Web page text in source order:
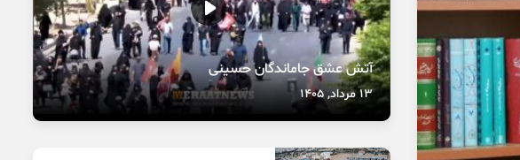
آتش عشق جاماندگان حسینی
13 مرداد, 1405